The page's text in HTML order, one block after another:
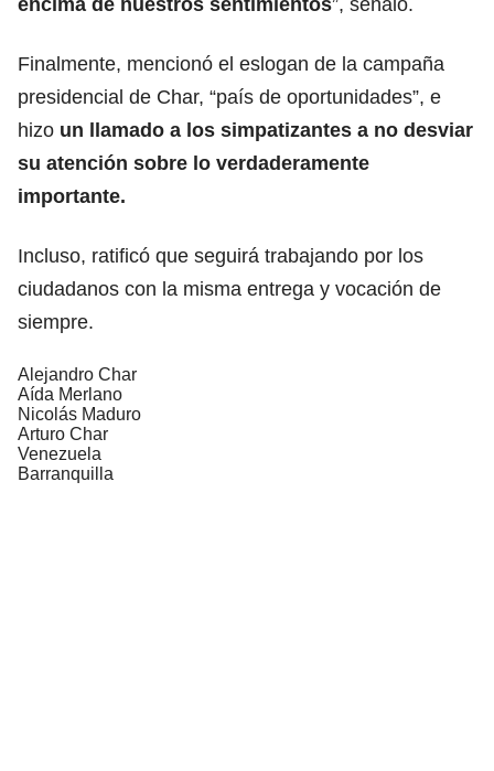
Finalmente, mencionó el eslogan de la campaña
presidencial de Char, “país de oportunidades”, e
hizo un llamado a los simpatizantes a no desviar
su atención sobre lo verdaderamente
importante.
Incluso, ratificó que seguirá trabajando por los
ciudadanos con la misma entrega y vocación de
siempre.
Alejandro Char
Aída Merlano
Nicolás Maduro
Arturo Char
Venezuela
Barranquilla